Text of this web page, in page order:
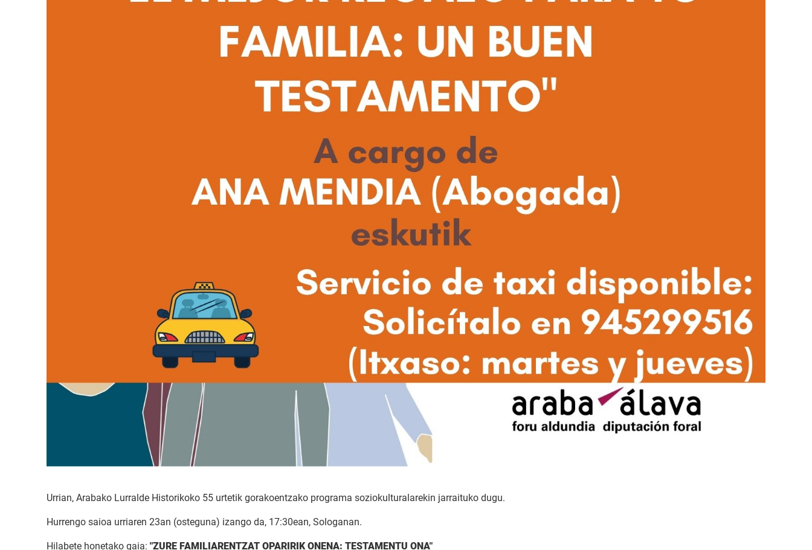
Urrian, Arabako Lurralde Historikoko 55 urtetik gorakoentzako programa soziokulturalarekin jarraituko dugu.
Hurrengo saioa urriaren 23an (osteguna) izango da, 17:30ean, Sologanan.
Hilabete honetako gaia: "ZURE FAMILIARENTZAT OPARIRIK ONENA: TESTAMENTU ONA"